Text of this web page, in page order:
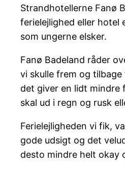
Strandhotellerne Fanø
ferielejlighed eller hotel
som ungerne elsker.
Fanø Badeland råder
vi skulle frem og
det giver en lidt mindre
skal ud i regn og rusk
Ferielejligheden vi fik,
gode udsigt og det
desto mindre helt okay